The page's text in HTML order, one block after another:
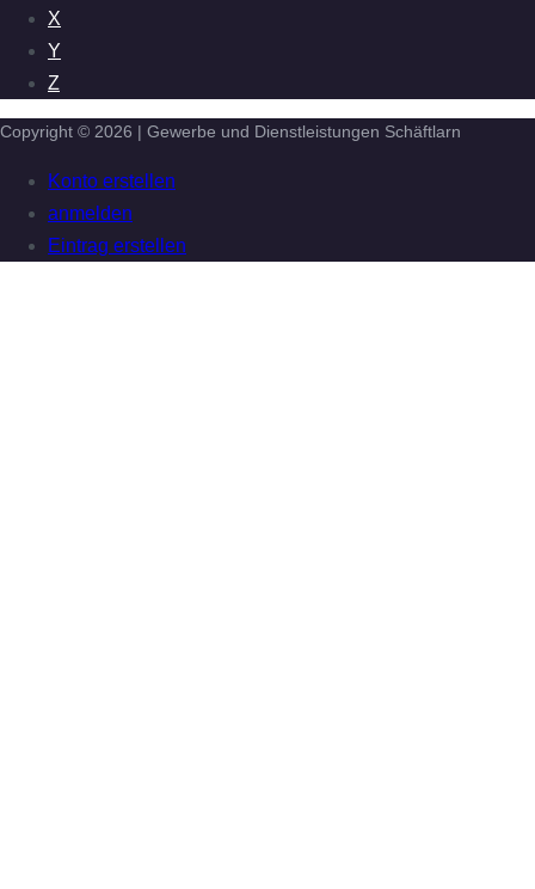
X
Y
Z
Copyright © 2026 | Gewerbe und Dienstleistungen Schäftlarn
Konto erstellen
anmelden
Eintrag erstellen